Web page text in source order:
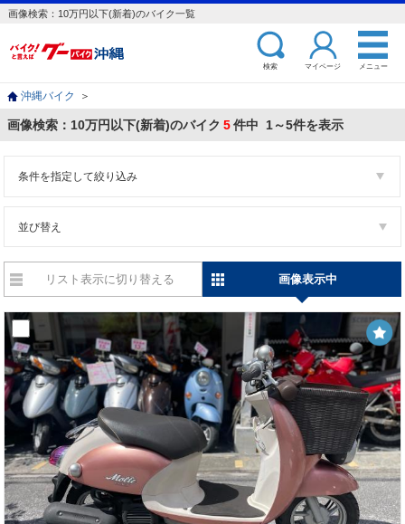
画像検索：10万円以下(新着)のバイク一覧
検索 マイページ メニュー
沖縄バイク ＞
画像検索：10万円以下(新着)のバイク 5件中 1～5件を表示
条件を指定して絞り込み
並び替え
リスト表示に切り替える 画像表示中